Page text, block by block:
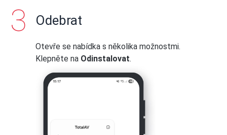
Odebrat
Otevře se nabídka s několika možnostmi.
Klepněte na Odinstalovat.